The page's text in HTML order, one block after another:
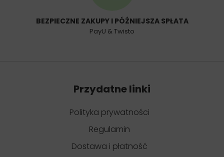
BEZPIECZNE ZAKUPY I PÓŹNIEJSZA SPŁATA
PayU & Twisto
Przydatne linki
Polityka prywatności
Regulamin
Dostawa i płatność